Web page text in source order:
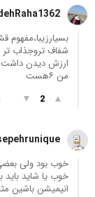
بسیارزیبا،مفهوم
شفاف تروجذاب تر
ارزش دیدن داشت
من ۶هست
▲
2
▼
خوب بود ولی
خوب یا شاید باید
انیمیشن باشین